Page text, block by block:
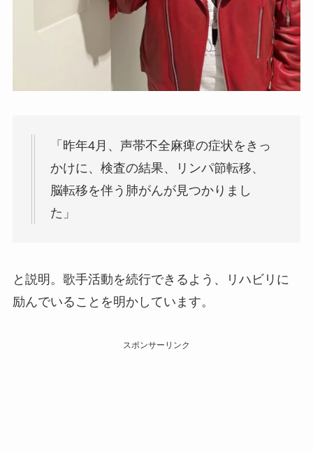
「昨年4月、声帯不全麻痺の症状をきっ
かけに、検査の結果、リンパ節転移、
脳転移を伴う肺がんが見つかりまし
た」
と説明。歌手活動を続行できるよう、リハビリに
励んでいることを明かしています。
スポンサーリンク